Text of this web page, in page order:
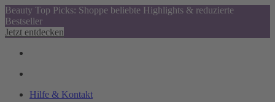
Beauty Top Picks: Shoppe beliebte Highlights & reduzierte
Bestseller
Jetzt entdecken
Hilfe & Kontakt